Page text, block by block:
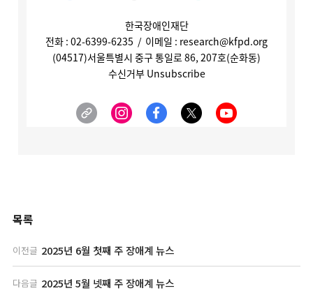
목록
이전글 2025년 6월 첫째 주 장애계 뉴스
다음글 2025년 5월 넷째 주 장애계 뉴스